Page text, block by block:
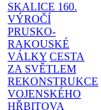
SKALICE 160.
VÝROČÍ
PRUSKO-
RAKOUSKÉ
VÁLKY CESTA
ZA SVĚTLEM
REKONSTRUKCE
VOJENSKÉHO
HŘBITOVA